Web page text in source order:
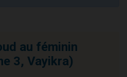
au féminin
3, Vayikra)